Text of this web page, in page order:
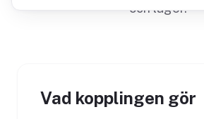
och lager.
Vad kopplingen gör